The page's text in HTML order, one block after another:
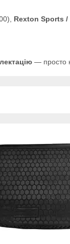
Rexton Sports /
— просто